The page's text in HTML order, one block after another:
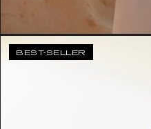
BEST-SELLER